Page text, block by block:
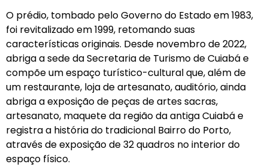
O prédio, tombado pelo Governo do Estado em 1983,
foi revitalizado em 1999, retomando suas
características originais. Desde novembro de 2022,
abriga a sede da Secretaria de Turismo de Cuiabá e
compõe um espaço turístico-cultural que, além de
um restaurante, loja de artesanato, auditório, ainda
abriga a exposição de peças de artes sacras,
artesanato, maquete da região da antiga Cuiabá e
registra a história do tradicional Bairro do Porto,
através de exposição de 32 quadros no interior do
espaço físico.